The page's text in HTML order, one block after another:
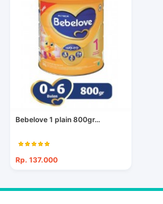
Bebelove 1 plain 800gr...
Rp. 137.000